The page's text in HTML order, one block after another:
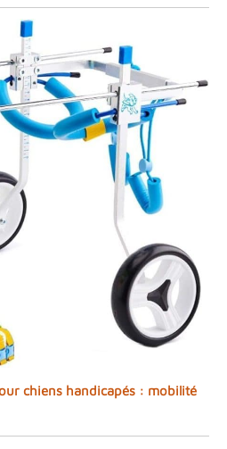
chiens handicapés : mobilité